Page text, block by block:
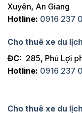
Xuyên, An Giang
Hotline: 0916 237
Cho thuê xe du
ĐC: 285, Phú Lợi
Hotline: 0916 237
Cho thuê xe du